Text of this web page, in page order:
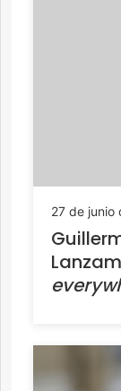
27 de junio